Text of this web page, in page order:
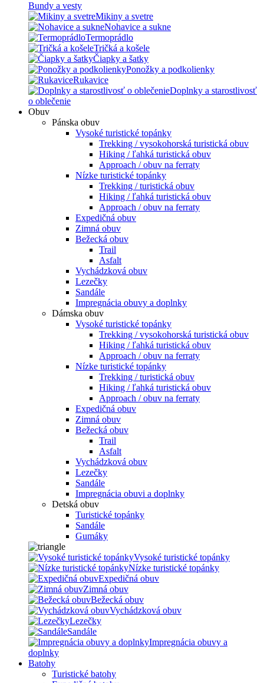
Bundy a vesty
Mikiny a svetre
Nohavice a sukne
Termoprádlo
Tričká a košele
Čiapky a šatky
Ponožky a podkolienky
Rukavice
Doplnky a starostlivosť
o oblečenie
Obuv
Pánska obuv
Vysoké turistické topánky
Trekking / vysokohorská turistická obuv
Hiking / ľahká turistická obuv
Approach / obuv na ferraty
Nízke turistické topánky
Trekking / turistická obuv
Hiking / ľahká turistická obuv
Approach / obuv na ferraty
Expedičná obuv
Zimná obuv
Bežecká obuv
Trail
Asfalt
Vychádzková obuv
Lezečky
Sandále
Impregnácia obuvy a doplnky
Dámska obuv
Vysoké turistické topánky
Trekking / vysokohorská turistická obuv
Hiking / ľahká turistická obuv
Approach / obuv na ferraty
Nízke turistické topánky
Trekking / turistická obuv
Hiking / ľahká turistická obuv
Approach / obuv na ferraty
Expedičná obuv
Zimná obuv
Bežecká obuv
Trail
Asfalt
Vychádzková obuv
Lezečky
Sandále
Impregnácia obuvi a doplnky
Detská obuv
Turistické topánky
Sandále
Gumáky
Vysoké turistické topánky
Nízke turistické topánky
Expedičná obuv
Zimná obuv
Bežecká obuv
Vychádzková obuv
Lezečky
Sandále
Impregnácia obuvy a
doplnky
Batohy
Turistické batohy